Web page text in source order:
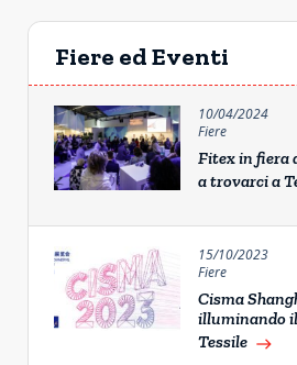
Fiere ed Eventi
10/04/2024
Fiere
Fitex in fiera
a trovarci a
15/10/2023
Fiere
Cisma
illuminando
Tessile east